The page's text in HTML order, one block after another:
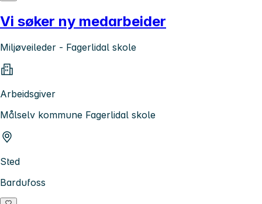
Vi søker ny medarbeider
Miljøveileder - Fagerlidal skole
Arbeidsgiver
Målselv kommune Fagerlidal skole
Sted
Bardufoss